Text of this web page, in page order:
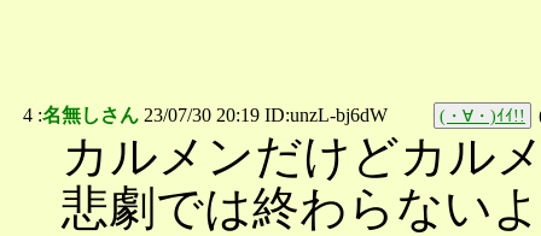
4 :名無しさん 23/07/30 20:19 ID:unzL-bj6dW (・∀・)ｲｲ!!
カルメンだけどカル
悲劇では終わらないよ